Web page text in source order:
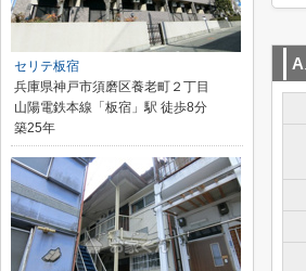
セリテ板宿
兵庫県神戸市須磨区養老町２丁目
山陽電鉄本線「板宿」駅 徒歩8分
築25年